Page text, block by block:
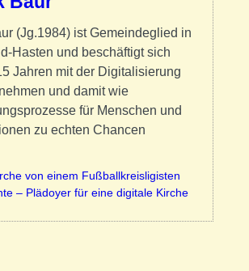
(Jg.1984) ist Gemeindeglied in
Hasten und beschäftigt sich
Jahren mit der Digitalisierung
und damit wie
für Menschen und
zu echten Chancen
von einem Fußballkreisligisten
– Plädoyer für eine digitale Kirche